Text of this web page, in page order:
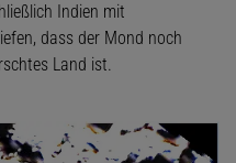
Indien mit
dass der Mond noch
Land ist.